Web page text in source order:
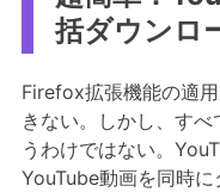
括ダウンロ
Firefox拡張機能の適
きない。しかし、す
うわけではない。
YouTube動画を同時